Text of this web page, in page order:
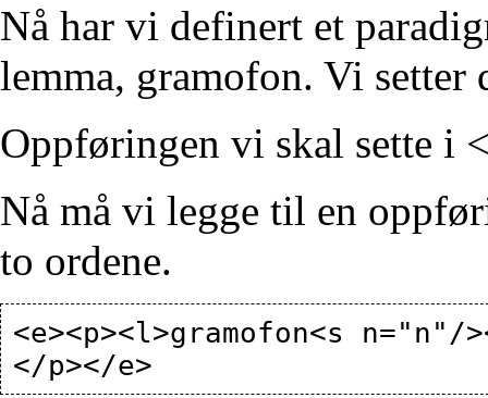
Nå har vi definert et
lemma, gramofon. Vi setter
Oppføringen vi skal sette i
Nå må vi legge til en
to ordene.
<e><p><l>gramofon<s